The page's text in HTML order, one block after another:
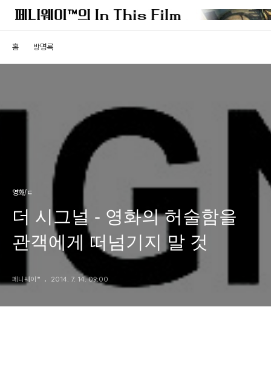
홈 방명록
영화/ㄷ
더 시그널 - 영화의 허술함을
관객에게 떠넘기지 말 것
페니웨이™ 2014. 7. 14. 09:00